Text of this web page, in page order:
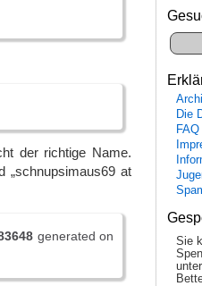
der richtige Name.
„schnupsimaus69 at
generated on
Die
FAQ
Sie